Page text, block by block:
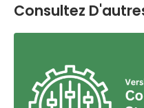
Consultez